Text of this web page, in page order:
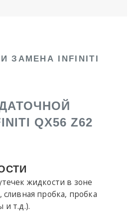
ЗАМЕНА INFINITI
QX56 Z62
жидкости в зоне
сливная пробка, пробка
и т.д.).